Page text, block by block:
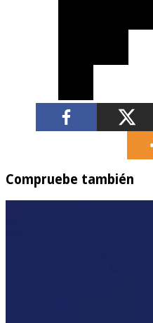
Compruebe también